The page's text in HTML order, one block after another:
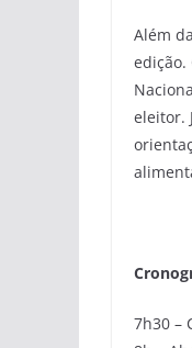
Além
edição.
eleitor.
7h30 –